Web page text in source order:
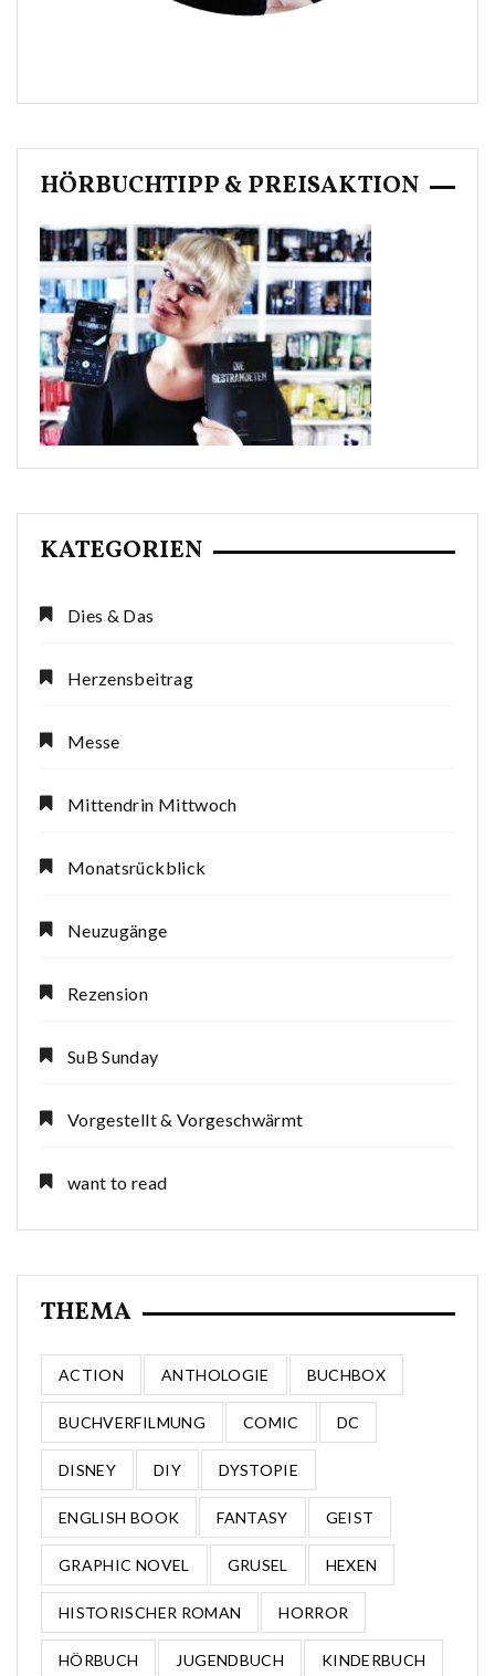
HÖRBUCHTIPP & PREISAKTION
KATEGORIEN
Dies & Das
Herzensbeitrag
Messe
Mittendrin Mittwoch
Monatsrückblick
Neuzugänge
Rezension
SuB Sunday
Vorgestellt & Vorgeschwärmt
want to read
THEMA
ACTION ANTHOLOGIE BUCHBOX
BUCHVERFILMUNG COMIC DC
DISNEY DIY DYSTOPIE
ENGLISH BOOK FANTASY GEIST
GRAPHIC NOVEL GRUSEL HEXEN
HISTORISCHER ROMAN HORROR
HÖRBUCH JUGENDBUCH KINDERBUCH